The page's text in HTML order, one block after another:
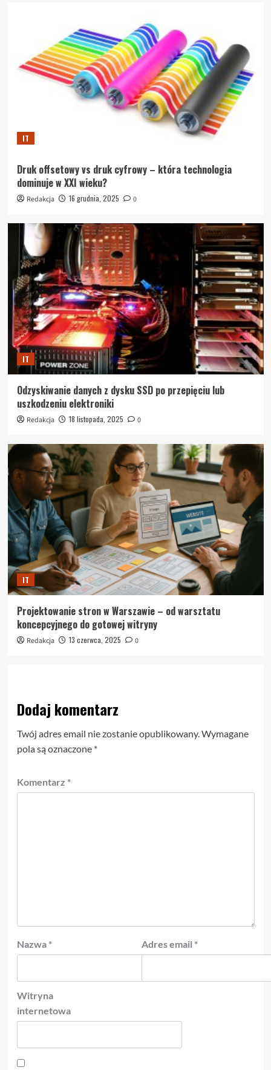
IT
Druk offsetowy vs druk cyfrowy – która technologia
dominuje w XXI wieku?
Redakcja 16 grudnia, 2025 0
IT
Odzyskiwanie danych z dysku SSD po przepięciu lub
uszkodzeniu elektroniki
Redakcja 18 listopada, 2025 0
IT
Projektowanie stron w Warszawie – od warsztatu
koncepcyjnego do gotowej witryny
Redakcja 13 czerwca, 2025 0
Dodaj komentarz
Twój adres email nie zostanie opublikowany. Wymagane
pola są oznaczone *
Komentarz *
Nazwa * Adres email *
Witryna
internetowa